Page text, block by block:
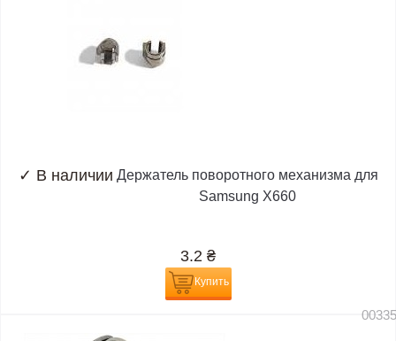
✓ В наличии Держатель поворотного механизма для
Samsung X660
3.2 ₴
Купить